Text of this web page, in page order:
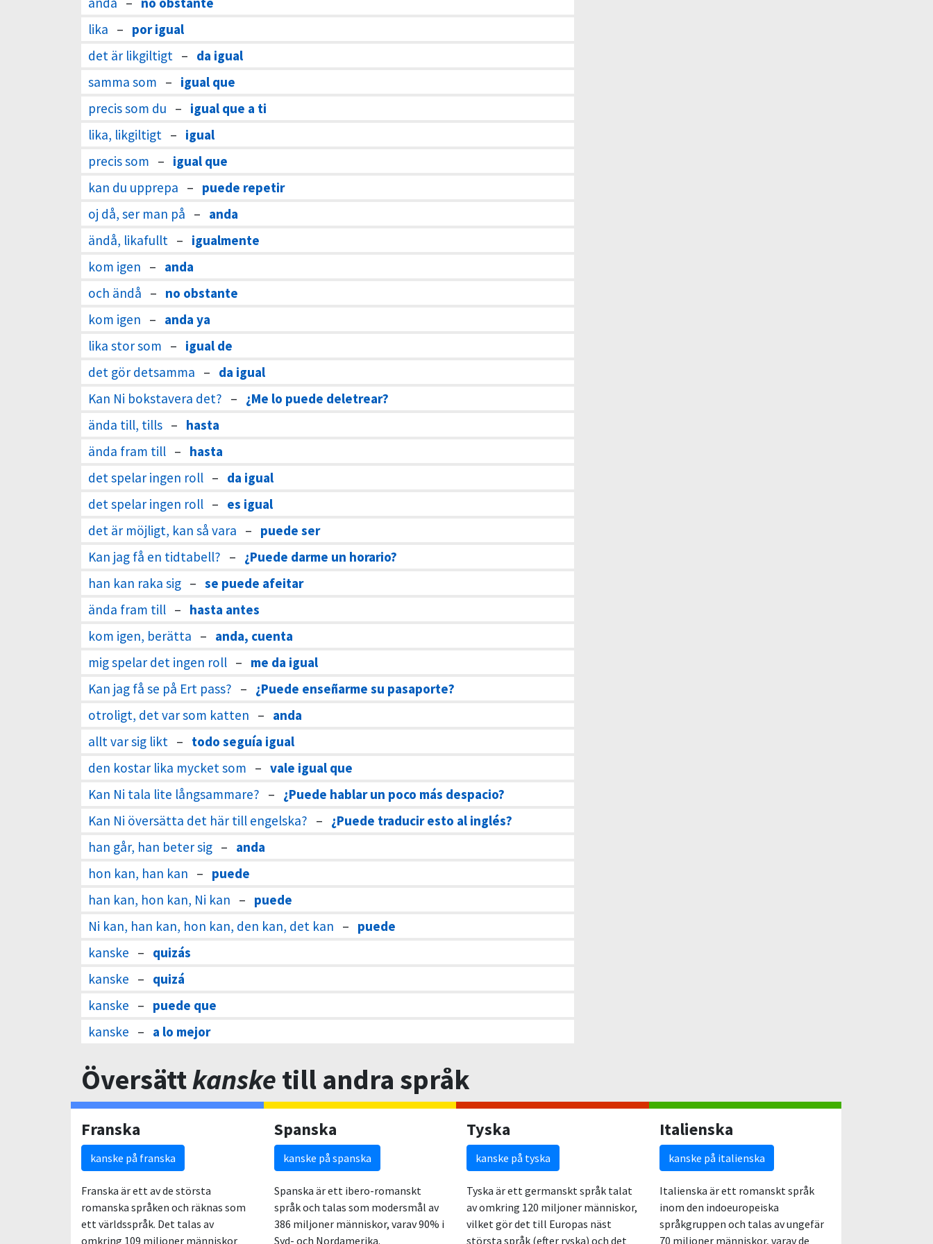
lika – por igual
det är likgiltigt – da igual
samma som – igual que
precis som du – igual que a ti
lika, likgiltigt – igual
precis som – igual que
kan du upprepa – puede repetir
oj då, ser man på – anda
ändå, likafullt – igualmente
kom igen – anda
och ändå – no obstante
kom igen – anda ya
lika stor som – igual de
det gör detsamma – da igual
Kan Ni bokstavera det? – ¿Me lo puede deletrear?
ända till, tills – hasta
ända fram till – hasta
det spelar ingen roll – da igual
det spelar ingen roll – es igual
det är möjligt, kan så vara – puede ser
Kan jag få en tidtabell? – ¿Puede darme un horario?
han kan raka sig – se puede afeitar
ända fram till – hasta antes
kom igen, berätta – anda, cuenta
mig spelar det ingen roll – me da igual
Kan jag få se på Ert pass? – ¿Puede enseñarme su pasaporte?
otroligt, det var som katten – anda
allt var sig likt – todo seguía igual
den kostar lika mycket som – vale igual que
Kan Ni tala lite långsammare? – ¿Puede hablar un poco más despacio?
Kan Ni översätta det här till engelska? – ¿Puede traducir esto al inglés?
han går, han beter sig – anda
hon kan, han kan – puede
han kan, hon kan, Ni kan – puede
Ni kan, han kan, hon kan, den kan, det kan – puede
kanske – quizás
kanske – quizá
kanske – puede que
kanske – a lo mejor
Översättkanske till andra språk
Franska
kanske på franska
Franska är ett av de största
romanska språken och räknas som
ett världsspråk. Det talas av
omkring 109 miljoner människor
Spanska
kanske på spanska
Spanska är ett ibero-romanskt
språk och talas som modersmål av
386 miljoner människor, varav 90% i
Syd- och Nordamerika.
Tyska
kanske på tyska
Tyska är ett germanskt språk talat
av omkring 120 miljoner människor,
vilket gör det till Europas näst
största språk (efter ryska) och det
Italienska
kanske på italienska
Italienska är ett romanskt språk
inom den indoeuropeiska
språkgruppen och talas av ungefär
70 miljoner människor, varav de